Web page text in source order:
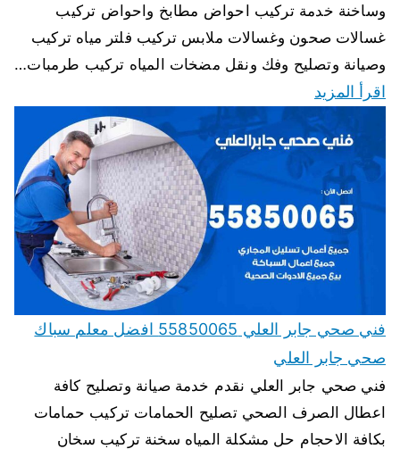
وساخنة خدمة تركيب احواض مطابخ واحواض تركيب
غسالات صحون وغسالات ملابس تركيب فلتر مياه تركيب
وصيانة وتصليح وفك ونقل مضخات المياه تركيب طرمبات…
اقرأ المزيد
فني صحي جابر العلي 55850065 افضل معلم سباك
صحي جابر العلي
فني صحي جابر العلي نقدم خدمة صيانة وتصليح كافة
اعطال الصرف الصحي تصليح الحمامات تركيب حمامات
بكافة الاحجام حل مشكلة المياه سخنة تركيب سخان